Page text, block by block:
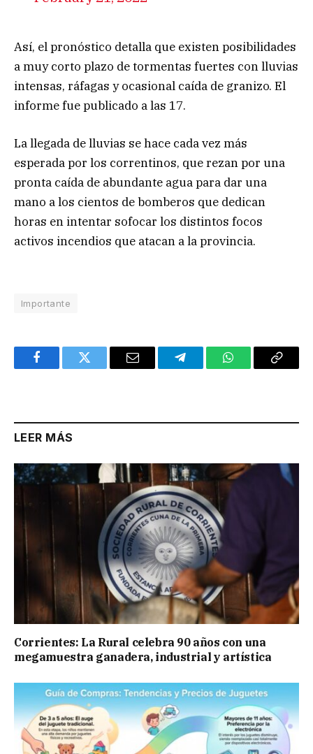
Así, el pronóstico detalla que existen posibilidades
a muy corto plazo de tormentas fuertes con lluvias
intensas, ráfagas y ocasional caída de granizo. El
informe fue publicado a las 17.
La llegada de lluvias se hace cada vez más
esperada por los correntinos, que rezan por una
pronta caída de abundante agua para dar una
mano a los cientos de bomberos que dedican
horas en intentar sofocar los distintos focos
activos incendios que atacan a la provincia.
Importante
FacebookTwitter Email TelegramWhatsAppCopy
LEER MÁS
Corrientes: La Rural celebra 90 años con una
megamuestra ganadera, industrial y artística